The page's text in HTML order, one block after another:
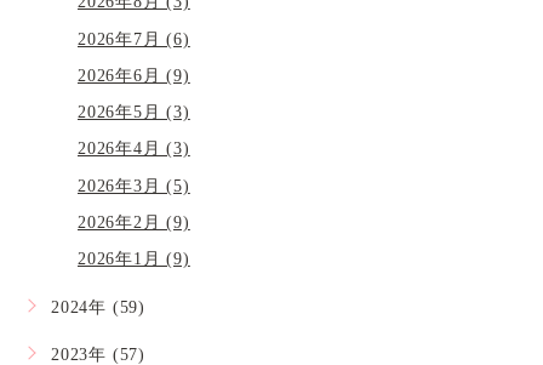
2026年7月 (6)
2026年6月 (9)
2026年5月 (3)
2026年4月 (3)
2026年3月 (5)
2026年2月 (9)
2026年1月 (9)
2024年 (59)
2023年 (57)